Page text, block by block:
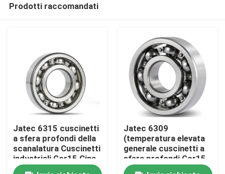
Casa
Prodotti raccomandati
Jatec 6315 cuscinetti
a sfera profondi della
scanalatura Cuscinetti
industriali Gcr15 Cina
del riduttore
Jatec 6309
(temperatura elevata
generale cuscinetti a
sfera profondi Gcr15
45×100×25 della